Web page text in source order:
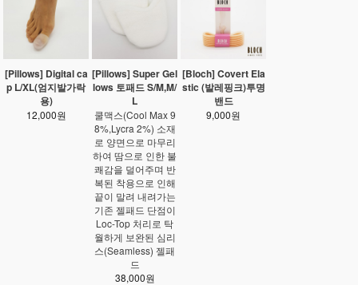
[Pillows] Digital ca
p L/XL(엄지발가락
용)
12,000원
[Pillows] Super Gel
lows 토패드 S/M,M/
L
쿨맥스(Cool Max 9
8%,Lycra 2%) 소재
로 양면으로 마무리
하여 땀으로 인한 불
쾌감을 덜어주며 반
복된 착용으로 인해
끝이 말려 내려가는
기존 젤패드 단점이
Loc-Top 처리로 탁
월하게 보완된 심리
스(Seamless) 젤패
드
38,000원
[Bloch] Covert Ela
stic (발레핑크)투명
밴드
9,000원